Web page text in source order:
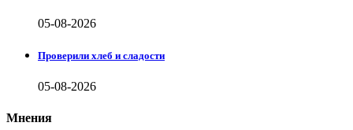
05-08-2026
Проверили хлеб и сладости
05-08-2026
Мнения